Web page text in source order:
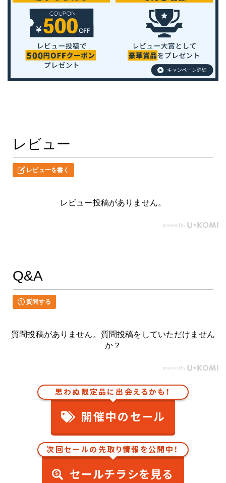
レビュー
レビューを書く
レビュー投稿がありません。
Q&A
質問する
質問投稿がありません。質問投稿をしていただけません
か？
思わぬ限定品に出会えるかも！
開催中のセール
次回セールの先取り情報を公開中！
セールチラシを見る